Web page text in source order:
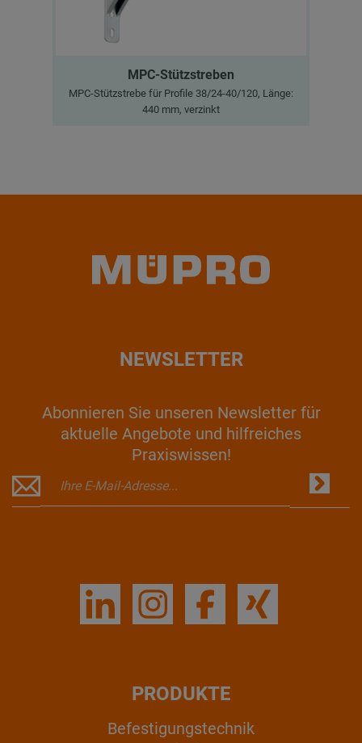
MPC-Stützstreben
MPC-Stützstrebe für Profile 38/24-40/120, Länge:
440 mm, verzinkt
NEWSLETTER
Abonnieren Sie unseren Newsletter für
aktuelle Angebote und hilfreiches
Praxiswissen!
PRODUKTE
Befestigungstechnik